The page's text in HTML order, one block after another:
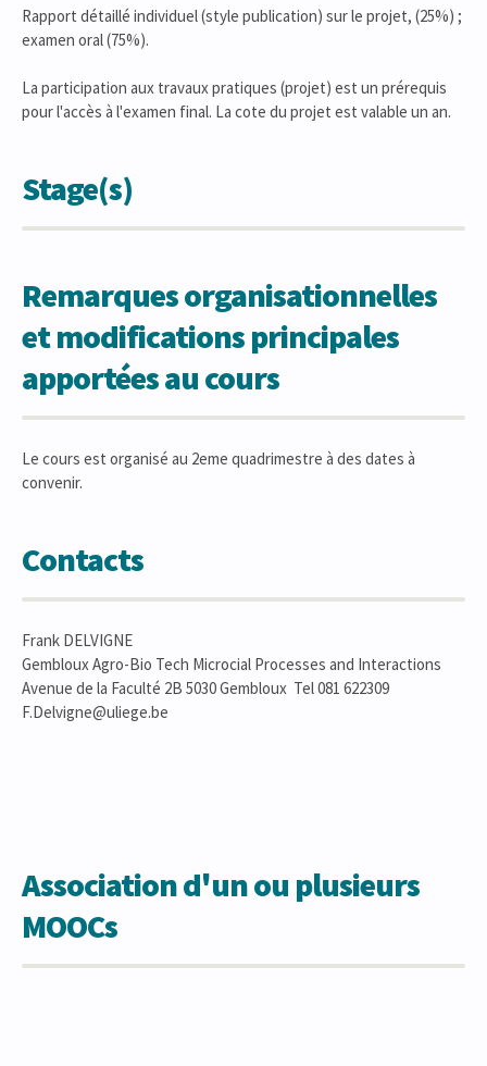
Rapport détaillé individuel (style publication) sur le projet, (25%) ;
examen oral (75%).
La participation aux travaux pratiques (projet) est un prérequis
pour l'accès à l'examen final. La cote du projet est valable un an.
Stage(s)
Remarques organisationnelles
et modifications principales
apportées au cours
Le cours est organisé au 2eme quadrimestre à des dates à
convenir.
Contacts
Frank DELVIGNE
Gembloux Agro-Bio Tech Microcial Processes and Interactions
Avenue de la Faculté 2B 5030 Gembloux Tel 081 622309
F.Delvigne@uliege.be
Association d'un ou plusieurs
MOOCs